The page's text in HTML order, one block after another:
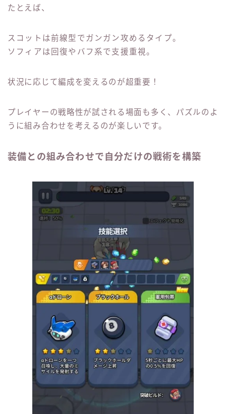
たとえば、
スコットは前線型でガンガン攻めるタイプ。
ソフィアは回復やバフ系で支援重視。
状況に応じて編成を変えるのが超重要！
プレイヤーの戦略性が試される場面も多く、パズルのよ
うに組み合わせを考えるのが楽しいです。
装備との組み合わせで自分だけの戦術を構築